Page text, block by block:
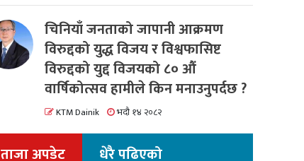
चिनियाँ जनताको जापानी आक्रमण
विरुद्दको युद्ध विजय र विश्वफासिष्ट
विरुद्दको युद्द विजयको ८० औं
वार्षिकोत्सव हामीले किन मनाउनुपर्दछ ?
KTM Dainik भदौ १४ २०८२
ताजा अपडेट धेरै पढिएको